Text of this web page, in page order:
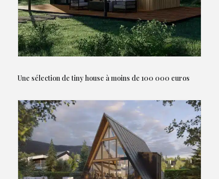
Une sélection de tiny house à moins de 100 000 euros